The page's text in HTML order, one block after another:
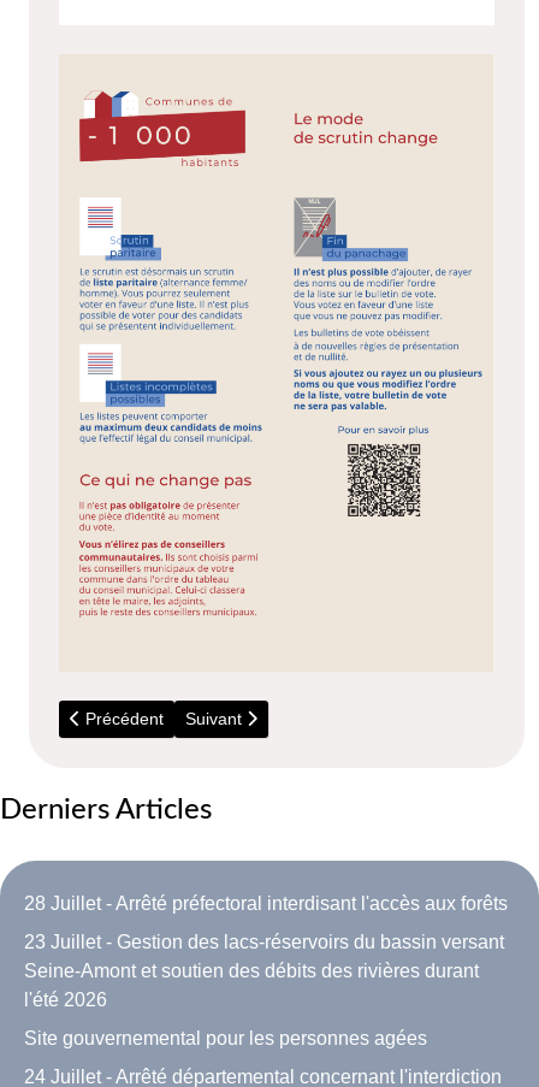
Article précédent : Elections - Procuration dématérialisée
Précédent Article suivant : 30 Juin et 7 Juillet 2024 -
Suivant
Derniers Articles
28 Juillet - Arrêté préfectoral interdisant l'accès aux forêts
23 Juillet - Gestion des lacs-réservoirs du bassin versant
Seine-Amont et soutien des débits des rivières durant
l'été 2026
Site gouvernemental pour les personnes agées
24 Juillet - Arrêté départemental concernant l'interdiction